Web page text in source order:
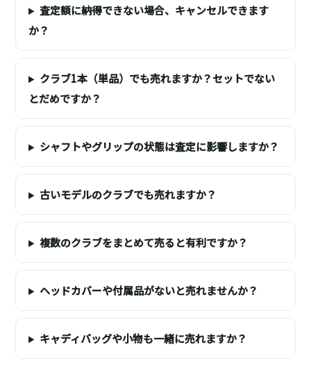
査定額に納得できない場合、キャンセルできます
か？
クラブ1本（単品）でも売れますか？セットでない
とだめですか？
シャフトやグリップの状態は査定に影響しますか？
古いモデルのクラブでも売れますか？
複数のクラブをまとめて売ると有利ですか？
ヘッドカバーや付属品がないと売れませんか？
キャディバッグや小物も一緒に売れますか？